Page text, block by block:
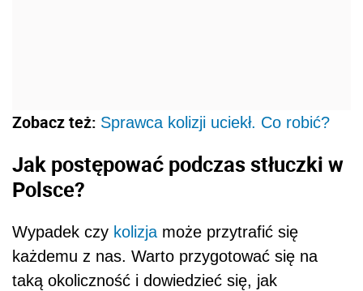
Zobacz też: Sprawca kolizji uciekł. Co robić?
Jak postępować podczas stłuczki w
Polsce?
Wypadek czy kolizja może przytrafić się
każdemu z nas. Warto przygotować się na
taką okoliczność i dowiedzieć się, jak